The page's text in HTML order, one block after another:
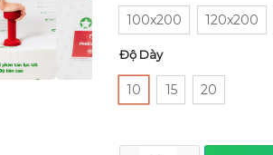
100x200 120x200
Độ Dày
10 15 20